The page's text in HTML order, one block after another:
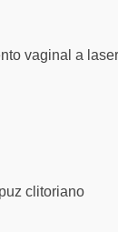
vaginal a laser
clitoriano